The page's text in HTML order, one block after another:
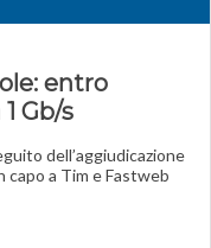
entro
Gb/s
dell’aggiudicazione
capo a Tim e Fastweb